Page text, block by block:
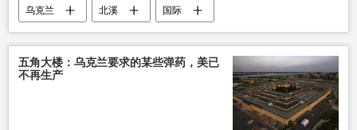
乌克兰 北溪 国际
五角大楼：乌克兰要求的某些弹药，美已
不再生产